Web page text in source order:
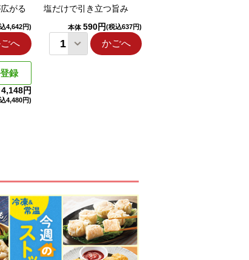
がる
4,642円)
へ
録
4,148円
4,480円)
塩だけで引き立つ旨み
本体 590円(税込637円)
かごへ